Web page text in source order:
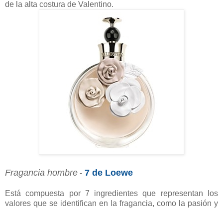
de la alta costura de Valentino.
Fragancia hombre - 7 de Loewe
Está compuesta por 7 ingredientes que representan los
valores que se identifican en la fragancia, como la pasión y